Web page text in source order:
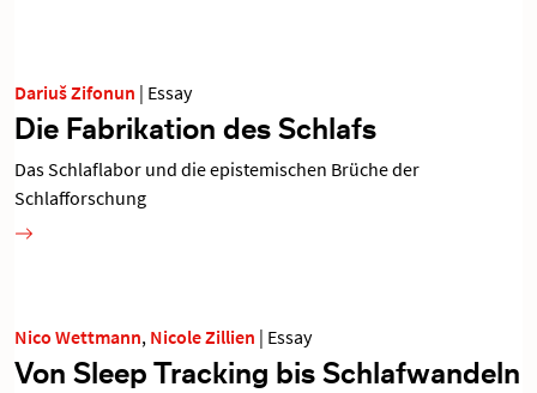
Dariuš Zifonun | Essay
Die Fabrikation des Schlafs
Das Schlaflabor und die epistemischen Brüche der
Schlafforschung
Nico Wettmann, Nicole Zillien | Essay
Von Sleep Tracking bis Schlafwandeln